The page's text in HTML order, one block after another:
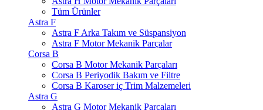
Tüm Ürünler
Astra F
Astra F Arka Takım ve Süspansiyon
Astra F Motor Mekanik Parçalar
Corsa B
Corsa B Motor Mekanik Parçaları
Corsa B Periyodik Bakım ve Filtre
Corsa B Karoser iç Trim Malzemeleri
Astra G
Astra G Motor Mekanik Parçaları